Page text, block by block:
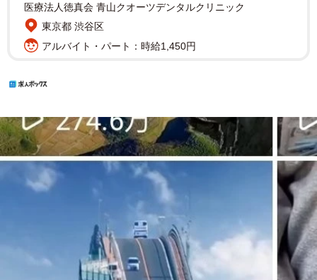
医療法人徳真会 青山クオーツデンタルクリニック
東京都 渋谷区
アルバイト・パート：時給1,450円